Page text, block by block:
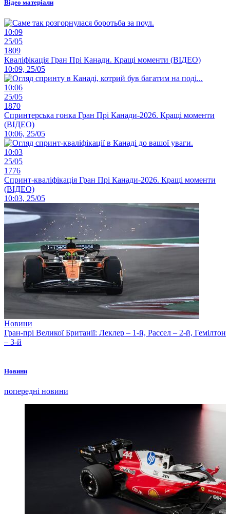
Відео матеріали
10:09
25/05
1809
Кваліфікація Гран Прі Канади. Кращі моменти (ВІДЕО)
10:09, 25/05
10:06
25/05
1870
Спринтерська гонка Гран Прі Канади-2026. Кращі моменти
(ВІДЕО)
10:06, 25/05
10:03
25/05
1776
Спринт-кваліфікація Гран Прі Канади-2026. Кращі моменти
(ВІДЕО)
10:03, 25/05
Новини
Гран-прі Великої Британії: Леклер – 1-й, Рассел – 2-й, Гемілтон
– 3-й
Новини
попередні новини